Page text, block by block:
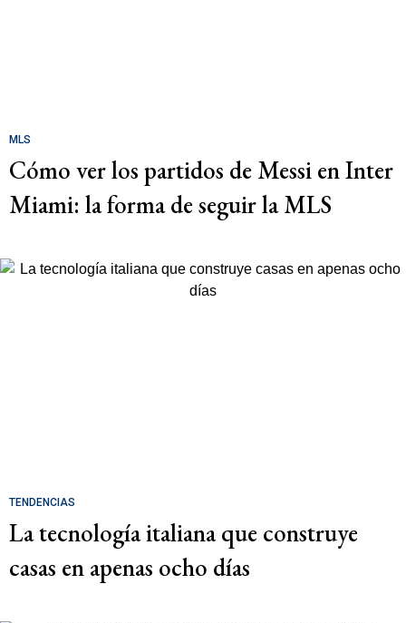
MLS
Cómo ver los partidos de Messi en Inter
Miami: la forma de seguir la MLS
TENDENCIAS
La tecnología italiana que construye
casas en apenas ocho días